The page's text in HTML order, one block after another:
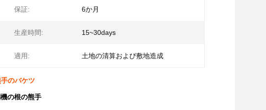
保証: 6か月
生産時間: 15~30days
適用: 土地の清算および敷地造成
のバケツ
の根の熊手